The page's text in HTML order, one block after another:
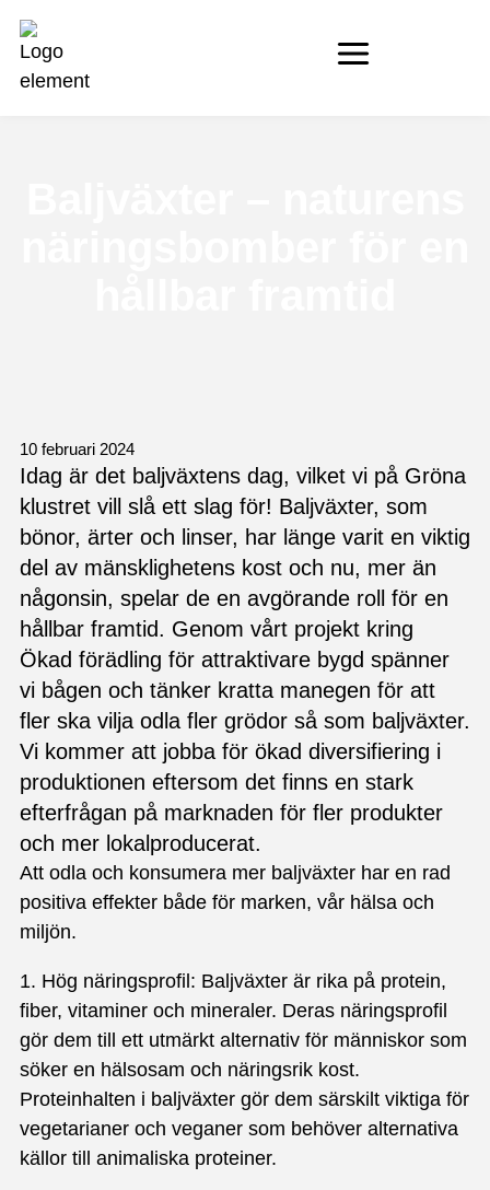
10 februari 2024
Idag är det baljväxtens dag, vilket vi på Gröna
klustret vill slå ett slag för! Baljväxter, som
bönor, ärter och linser, har länge varit en viktig
del av mänsklighetens kost och nu, mer än
någonsin, spelar de en avgörande roll för en
hållbar framtid. Genom vårt projekt kring
Ökad förädling för attraktivare bygd spänner
vi bågen och tänker kratta manegen för att
fler ska vilja odla fler grödor så som baljväxter.
Vi kommer att jobba för ökad diversifiering i
produktionen eftersom det finns en stark
efterfrågan på marknaden för fler produkter
och mer lokalproducerat.
Att odla och konsumera mer baljväxter har en rad
positiva effekter både för marken, vår hälsa och
miljön.
1. Hög näringsprofil: Baljväxter är rika på protein,
fiber, vitaminer och mineraler. Deras näringsprofil
gör dem till ett utmärkt alternativ för människor som
söker en hälsosam och näringsrik kost.
Proteinhalten i baljväxter gör dem särskilt viktiga för
vegetarianer och veganer som behöver alternativa
källor till animaliska proteiner.